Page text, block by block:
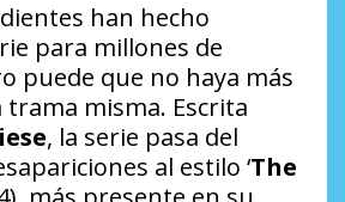
han hecho
para millones de
puede que no haya más
trama misma. Escrita
, la serie pasa del
al estilo ‘The